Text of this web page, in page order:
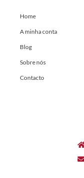
Home
A minha conta
Blog
Sobre nós
Contacto